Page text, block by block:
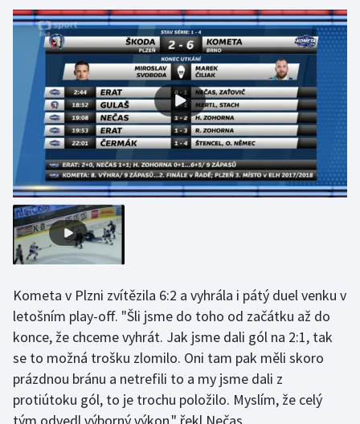
Moderní pětiboj
Motorsport
Olympijské hry
Parasport
Plavání
Plážový volejbal
Ragby
Rychlostní kanoistika
Short track
Sportovní střelba
Kometa v Plzni zvítězila 6:2 a vyhrála i pátý duel venku v
letošním play-off. "Šli jsme do toho od začátku až do
konce, že chceme vyhrát. Jak jsme dali gól na 2:1, tak
se to možná trošku zlomilo. Oni tam pak měli skoro
prázdnou bránu a netrefili to a my jsme dali z
protiútoku gól, to je trochu položilo. Myslím, že celý
tým odvedl výborný výkon," řekl Nečas.